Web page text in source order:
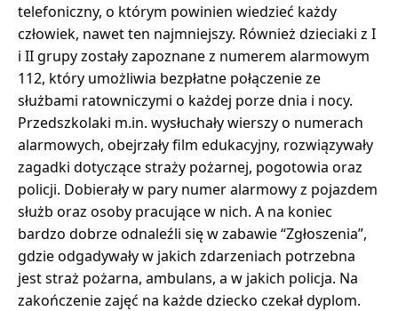
telefoniczny, o którym powinien wiedzieć każdy
człowiek, nawet ten najmniejszy. Również dzieciaki z I
i II grupy zostały zapoznane z numerem alarmowym
112, który umożliwia bezpłatne połączenie ze
służbami ratowniczymi o każdej porze dnia i nocy.
Przedszkolaki m.in. wysłuchały wierszy o numerach
alarmowych, obejrzały film edukacyjny, rozwiązywały
zagadki dotyczące straży pożarnej, pogotowia oraz
policji. Dobierały w pary numer alarmowy z pojazdem
służb oraz osoby pracujące w nich. A na koniec
bardzo dobrze odnaleźli się w zabawie “Zgłoszenia”,
gdzie odgadywały w jakich zdarzeniach potrzebna
jest straż pożarna, ambulans, a w jakich policja. Na
zakończenie zajęć na każde dziecko czekał dyplom.